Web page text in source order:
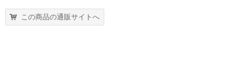
この商品の通販サイトへ